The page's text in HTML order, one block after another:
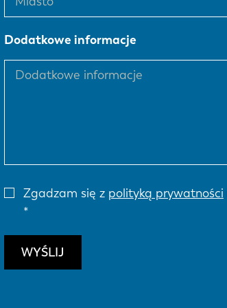
Dodatkowe informacje
Zgadzam się z polityką prywatności
WYŚLIJ
DE IT
PL SK